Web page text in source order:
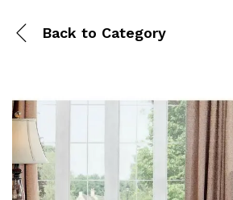
Back to Category